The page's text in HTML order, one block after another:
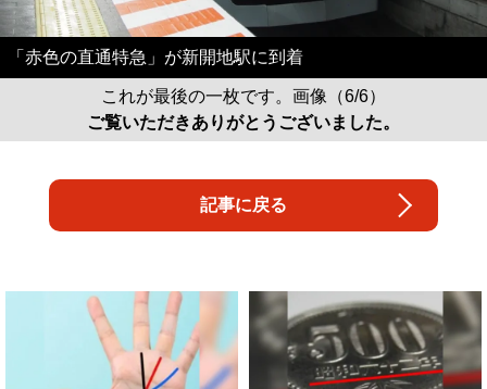
「赤色の直通特急」が新開地駅に到着
これが最後の一枚です。画像（6/6）
ご覧いただきありがとうございました。
記事に戻る